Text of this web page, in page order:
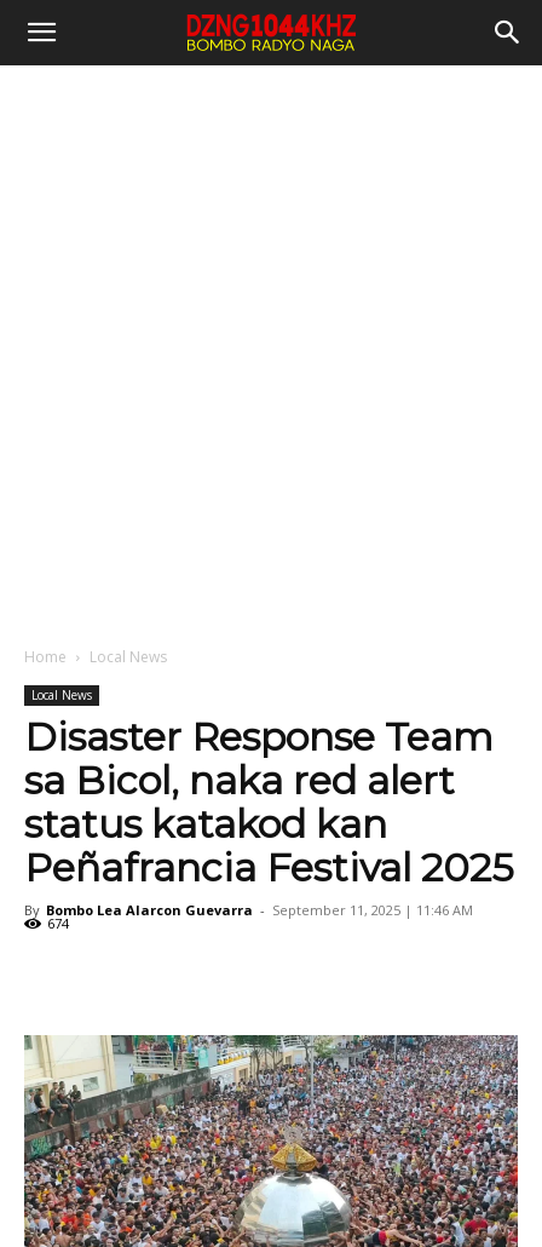
Home Local News
Local News
Disaster Response Team
sa Bicol, naka red alert
status katakod kan
Peñafrancia Festival 2025
By Bombo Lea Alarcon Guevarra - September 11, 2025 | 11:46 AM
674